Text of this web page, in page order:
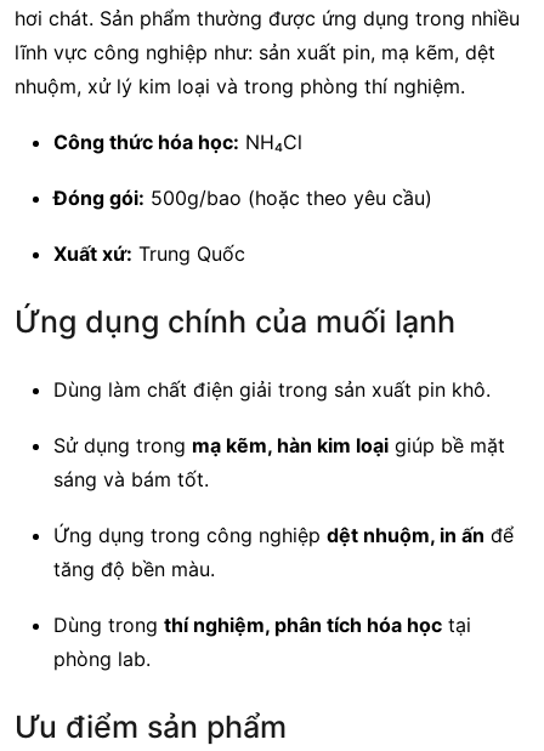
hơi chát. Sản phẩm thường được ứng dụng trong nhiều
lĩnh vực công nghiệp như: sản xuất pin, mạ kẽm, dệt
nhuộm, xử lý kim loại và trong phòng thí nghiệm.
Công thức hóa học: NH₄Cl
Đóng gói: 500g/bao (hoặc theo yêu cầu)
Xuất xứ: Trung Quốc
Ứng dụng chính của muối lạnh
Dùng làm chất điện giải trong sản xuất pin khô.
Sử dụng trong mạ kẽm, hàn kim loại giúp bề mặt
sáng và bám tốt.
Ứng dụng trong công nghiệp dệt nhuộm, in ấn để
tăng độ bền màu.
Dùng trong thí nghiệm, phân tích hóa học tại
phòng lab.
Ưu điểm sản phẩm